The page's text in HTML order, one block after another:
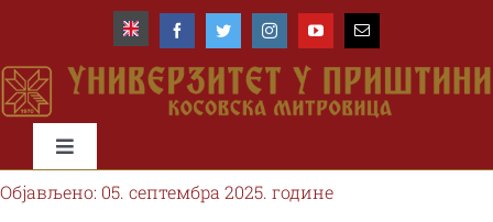
content
Toggle
Navigation
Почетна
Објављено: 05. септембра 2025. године